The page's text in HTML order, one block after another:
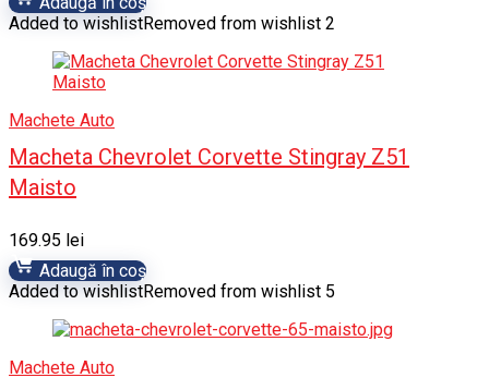
Added to wishlistRemoved from wishlist 2
Machete Auto
Macheta Chevrolet Corvette Stingray Z51
Maisto
169.95 lei
Adaugă în coș
Added to wishlistRemoved from wishlist 5
Machete Auto